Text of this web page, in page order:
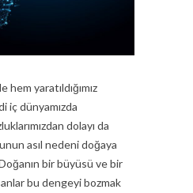
yaratıldığımız
iç dünyamızda
dolayı da
asıl nedeni doğaya
bir büyüsü ve bir
bu dengeyi bozmak